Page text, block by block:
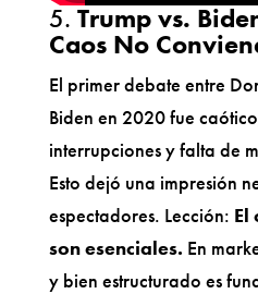
5. Trump vs.
Caos No
El primer debate entre
Biden en 2020 fue
interrupciones y falta de
Esto dejó una impresión
espectadores. Lección: El
son esenciales. En
y bien estructurado es